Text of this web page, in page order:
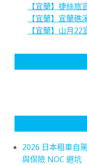
【宜蘭】捷絲旅
【宜蘭】宜蘭
【宜蘭】山月
2026 日本租車自
與保險 NOC 避坑